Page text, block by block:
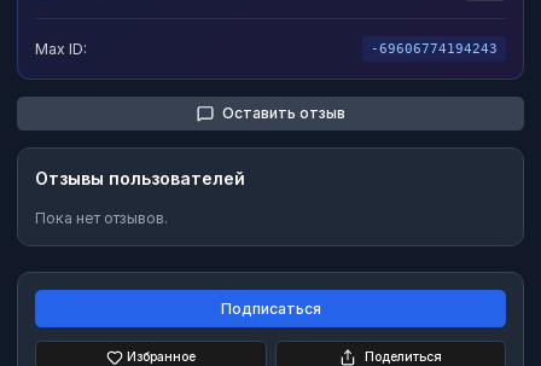
Max ID: -69606774194243
Оставить отзыв
Отзывы пользователей
Пока нет отзывов.
Подписаться
Избранное Поделиться